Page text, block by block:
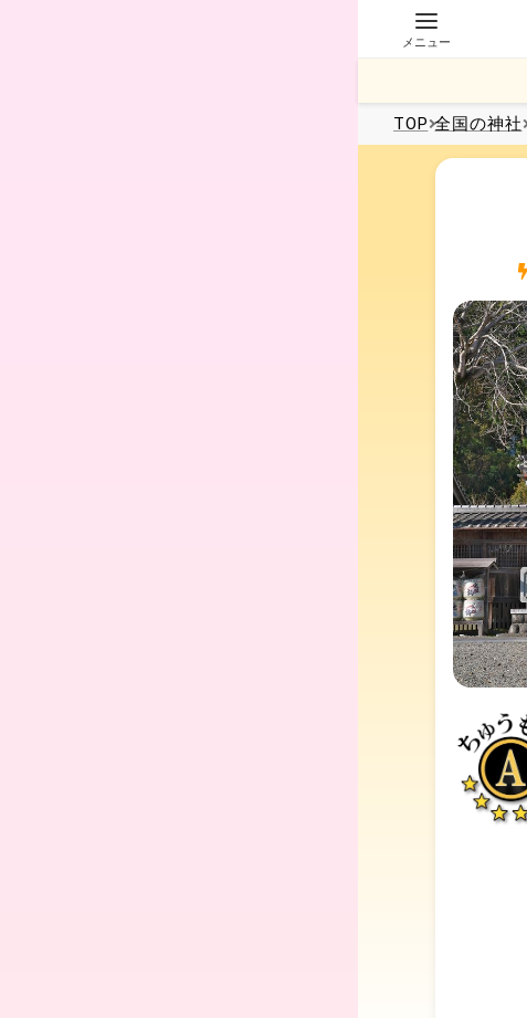
メニュー
TOP 全国の神社